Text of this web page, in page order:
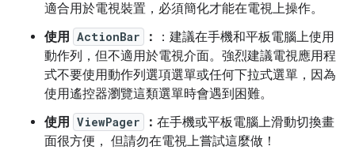
適合用於電視裝置，必須簡化才能在電視上操作。
使用 ActionBar ：
：建議在手機和平板電腦上使用
動作列，但不適用於電視介面。強烈建議電視應用程
式不要使用動作列選項選單或任何下拉式選單，因為
使用遙控器瀏覽這類選單時會遇到困難。
使用 ViewPager ： 在手機或平板電腦上滑動切換畫
面很方便， 但請勿在電視上嘗試這麼做！